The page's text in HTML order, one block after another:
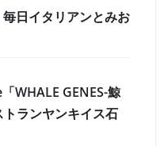
毎日イタリアンとみお
WHALE GENES-鯨
ランヤンキイス石